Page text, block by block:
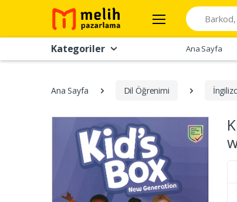
Search
Kategoriler Ana Sayfa
Ana Sayfa Dil Öğrenimi